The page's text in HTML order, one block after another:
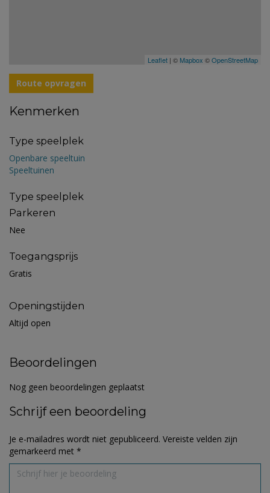
Leaflet | © Mapbox ©OpenStreetMap
Route opvragen
Kenmerken
Type speelplek
Openbare speeltuin
Speeltuinen
Type speelplek
Parkeren
Nee
Toegangsprijs
Gratis
Openingstijden
Altijd open
Beoordelingen
Nog geen beoordelingen geplaatst
Schrijf een beoordeling
Je e-mailadres wordt niet gepubliceerd. Vereiste velden zijn
gemarkeerd met *